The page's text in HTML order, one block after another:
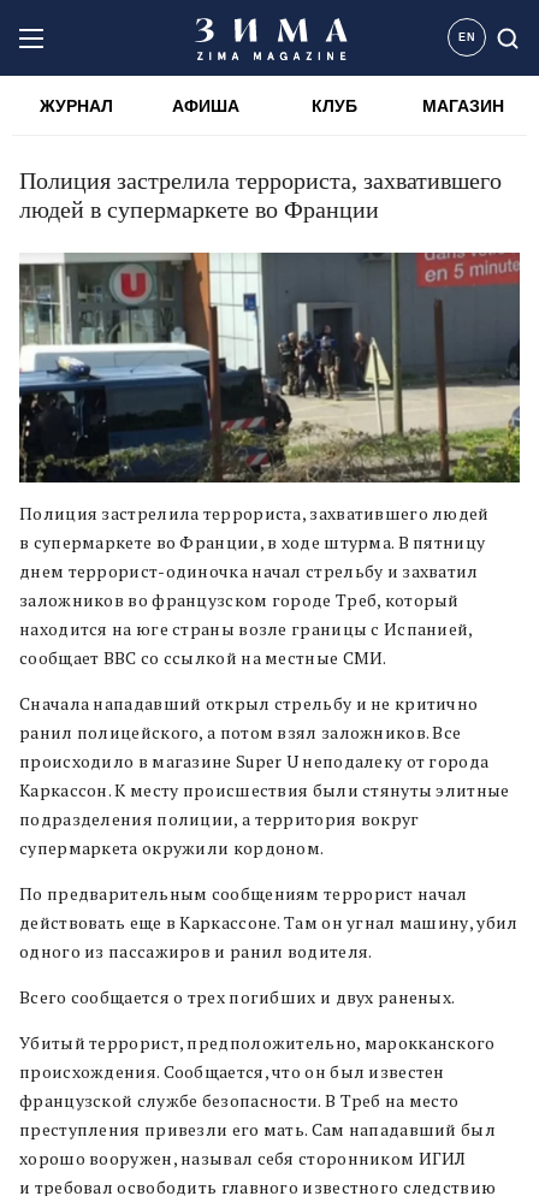
EN
ЖУРНАЛ АФИША КЛУБ МАГАЗИН
Полиция застрелила террориста, захватившего
людей в супермаркете во Франции
Полиция застрелила террориста, захватившего людей
в супермаркете во Франции, в ходе штурма. В пятницу
днем террорист-одиночка начал стрельбу и захватил
заложников во французском городе Треб, который
находится на юге страны возле границы с Испанией,
сообщает BBC со ссылкой на местные СМИ.
Сначала нападавший открыл стрельбу и не критично
ранил полицейского, а потом взял заложников. Все
происходило в магазине Super U неподалеку от города
Каркассон. К месту происшествия были стянуты элитные
подразделения полиции, а территория вокруг
супермаркета окружили кордоном.
По предварительным сообщениям террорист начал
действовать еще в Каркассоне. Там он угнал машину, убил
одного из пассажиров и ранил водителя.
Всего сообщается о трех погибших и двух раненых.
Убитый террорист, предположительно, марокканского
происхождения. Сообщается, что он был известен
французской службе безопасности. В Треб на место
преступления привезли его мать. Сам нападавший был
хорошо вооружен, называл себя сторонником ИГИЛ
и требовал освободить главного известного следствию